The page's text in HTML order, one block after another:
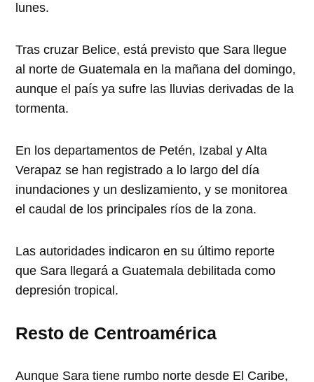
lunes.
Tras cruzar Belice, está previsto que Sara llegue
al norte de Guatemala en la mañana del domingo,
aunque el país ya sufre las lluvias derivadas de la
tormenta.
En los departamentos de Petén, Izabal y Alta
Verapaz se han registrado a lo largo del día
inundaciones y un deslizamiento, y se monitorea
el caudal de los principales ríos de la zona.
Las autoridades indicaron en su último reporte
que Sara llegará a Guatemala debilitada como
depresión tropical.
Resto de Centroamérica
Aunque Sara tiene rumbo norte desde El Caribe,